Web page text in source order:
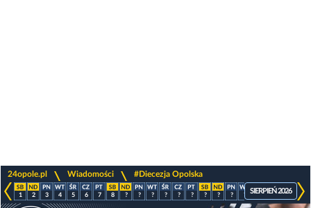
24opole.pl Wiadomości #Diecezja Opolska
1 2 3 4 5 6 7 8 ? ? ? ? ? ? ? ? ? ? ? ? ?
SIERPIEŃ 2026